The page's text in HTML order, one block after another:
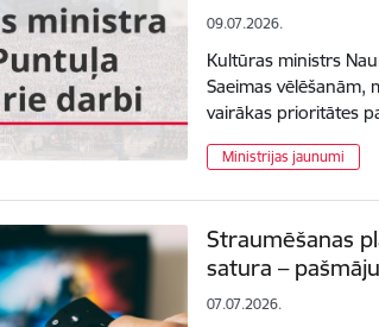
09.07.2026.
Kultūras ministrs
Saeimas
vairākas prioritātes
Ministrijas jaunumi
Straumēšanas
satura –
07.07.2026.